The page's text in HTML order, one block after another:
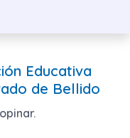
Educativa
de Bellido